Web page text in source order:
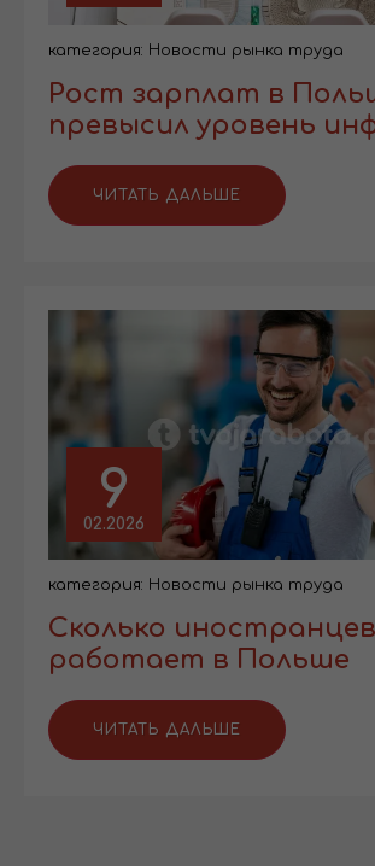
категория: Новости рынка труда
Рост зарплат в
превысил уровень
ЧИТАТЬ ДАЛЬШЕ
9
02.2026
категория: Новости рынка труда
Сколько иностранцев
работает в Польше
ЧИТАТЬ ДАЛЬШЕ